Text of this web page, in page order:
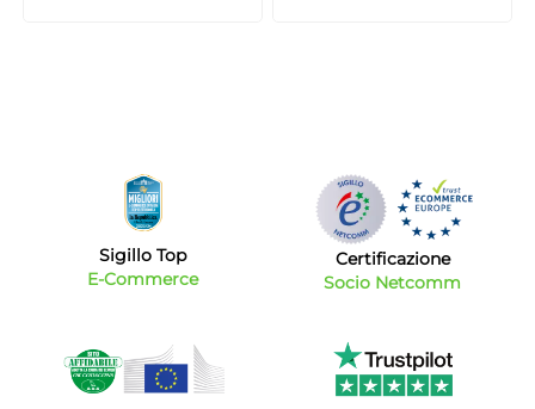
Sigillo Top
E-Commerce
Certificazione
Socio Netcomm